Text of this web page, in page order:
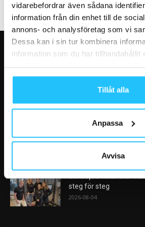
vidarebefordrar även sådana
information från din enhet till de
annons- och analysföretag som vi
Dessa kan i sin tur kombinera
information som du har tillhandahållit
Tillåt alla
Anpassa
Avvisa
VÅRA FAVORITER
efter träningspasset
Analys: Europas
konsolideringsfas –
steg för steg
2026-08-04